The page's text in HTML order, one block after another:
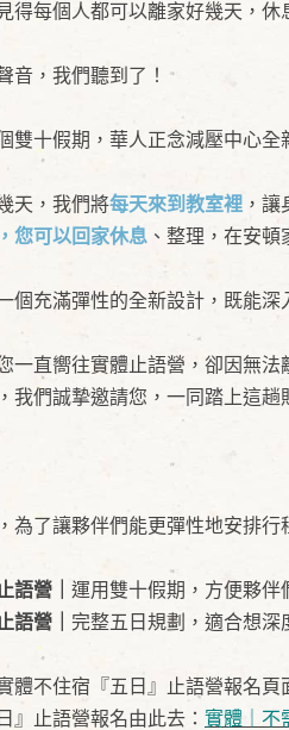
得每個人都可以離家好幾天，
音，我們聽到了！
雙十假期，華人正念減壓中心全
天，我們將每天來到教室裡 ，
您可以回家休息 、整理，在安
個充滿彈性的全新設計，既能深
一直嚮往實體止語營，卻因無法
我們誠摯邀請您，一同踏上這趟
為了讓夥伴們能更彈性地安排
語營｜ 運用雙十假期，方便夥伴
語營｜ 完整五日規劃，適合想深
體不住宿『五日』止語營報名頁
』止語營報名由此去： 實體｜不